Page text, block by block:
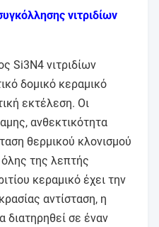
νιτριδίων
Si3N4 νιτριδίων
δομικό κεραμικό
εκτέλεση. Οι
ανθεκτικότητα
θερμικού κλονισμού
της λεπτής
κεραμικό έχει την
αντίσταση, η
διατηρηθεί σε έναν